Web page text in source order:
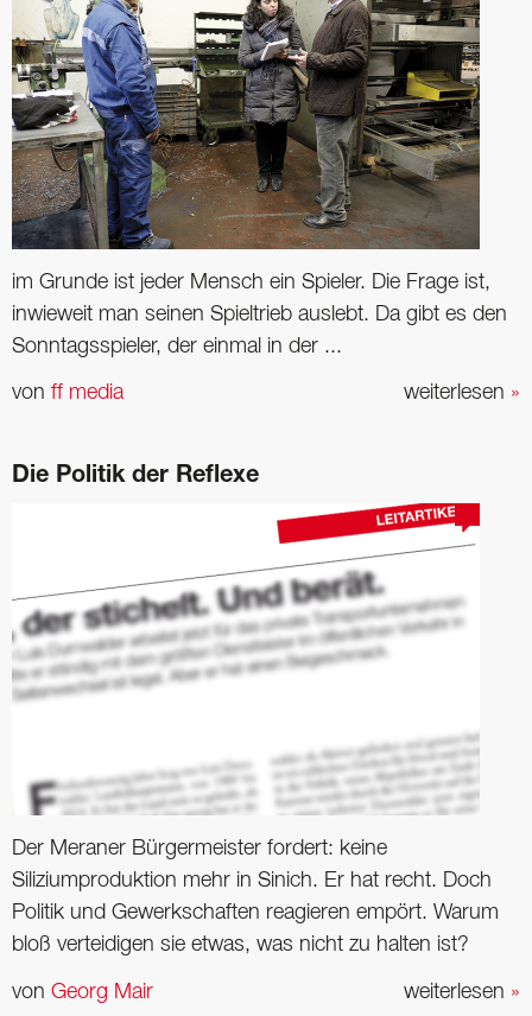
im Grunde ist jeder Mensch ein Spieler. Die Frage ist,
inwieweit man seinen Spieltrieb auslebt. Da gibt es den
Sonntags­spieler, der einmal in der ...
weiterlesen »
von ff media
Die Politik der Reflexe
Der Meraner Bürgermeister fordert: keine
Siliziumproduktion mehr in Sinich. Er hat recht. Doch
Politik und Gewerkschaften reagieren empört. Warum
bloß verteidigen sie etwas, was nicht zu halten ist?
weiterlesen »
von Georg Mair